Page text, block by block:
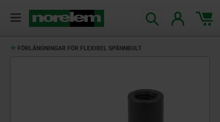
FÖRLÄNGNINGAR FÖR FLEXIBEL SPÄNNBULT